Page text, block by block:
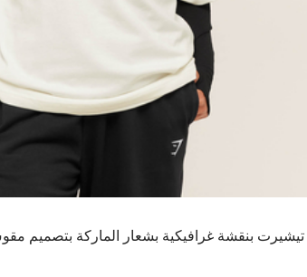
تيشيرت بنقشة غرافيكية بشعار الماركة بتصميم